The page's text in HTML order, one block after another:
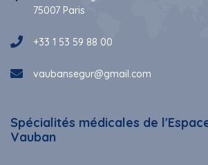
75007 Paris
+33 1 53 59 88 00
vaubansegur@gmail.com
Spécialités médicales de
Vauban